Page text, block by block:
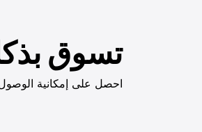
تسوق
احصل على إمكانية الوصول